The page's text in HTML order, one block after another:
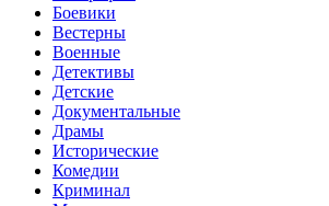
Боевики
Вестерны
Военные
Детективы
Детские
Документальные
Драмы
Исторические
Комедии
Криминал